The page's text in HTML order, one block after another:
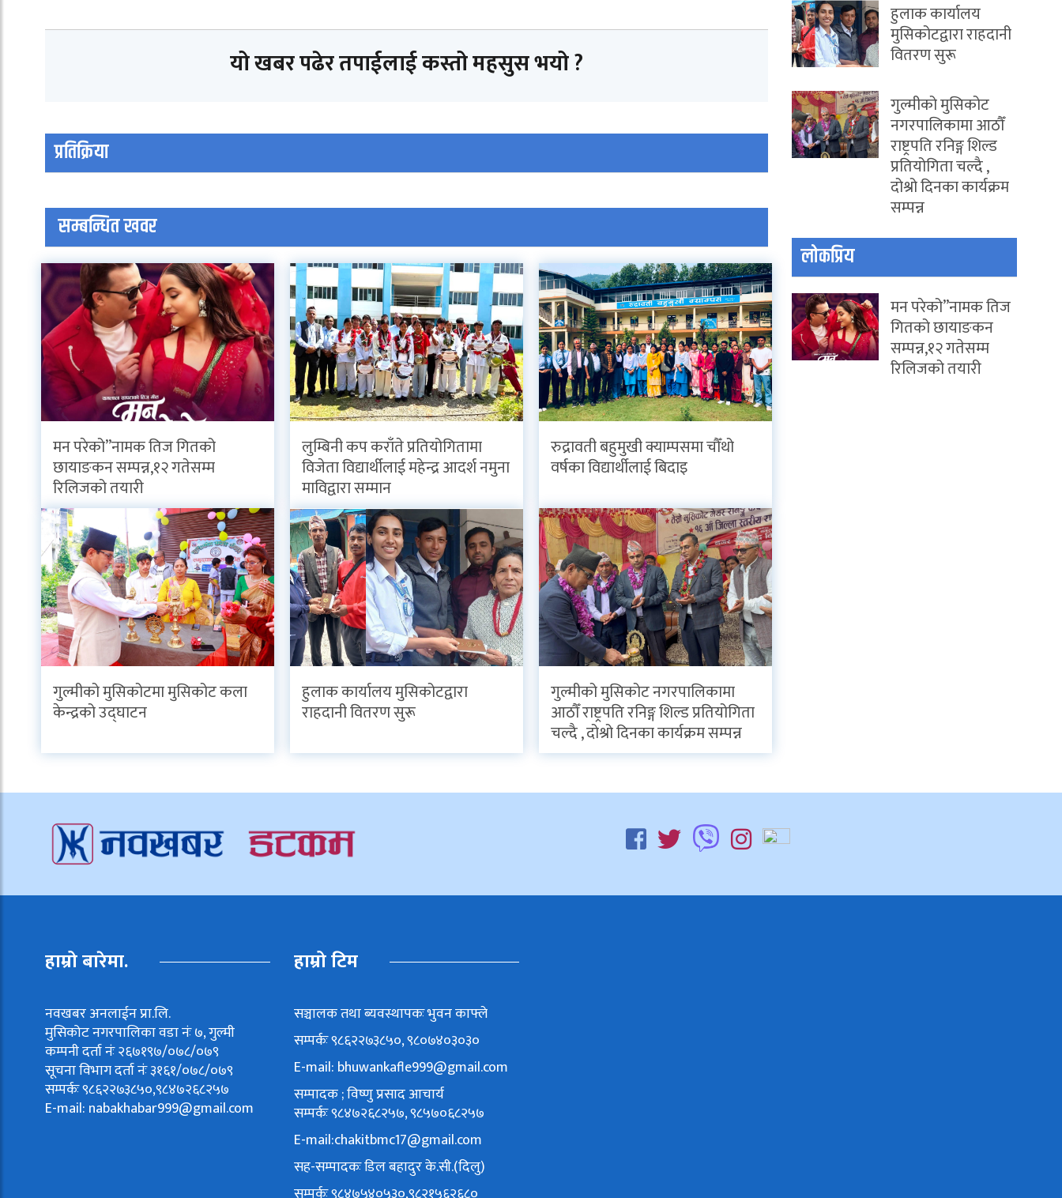
यो खबर पढेर तपाईलाई कस्तो महसुस भयो ?
प्रतिक्रिया
सम्बन्धित खवर
मन परेको”नामक तिज गितको
छायाङकन सम्पन्न,१२ गतेसम्म
रिलिजको तयारी
लुम्बिनी कप कराँते प्रतियोगितामा
विजेता विद्यार्थीलाई महेन्द्र आदर्श नमुना
माविद्वारा सम्मान
रुद्रावती बहुमुखी क्याम्पसमा चौँथो
वर्षका विद्यार्थीलाई बिदाइ
गुल्मीको मुसिकोटमा मुसिकोट कला
केन्द्रको उद्घाटन
हुलाक कार्यालय मुसिकोटद्वारा
राहदानी वितरण सुरू
गुल्मीको मुसिकोट नगरपालिकामा
आठौँ राष्ट्रपति रनिङ्ग शिल्ड प्रतियोगिता
चल्दै , दोश्रो दिनका कार्यक्रम सम्पन्न
हुलाक कार्यालय
मुसिकोटद्वारा राहदानी
वितरण सुरू
गुल्मीको मुसिकोट
नगरपालिकामा आठौँ
राष्ट्रपति रनिङ्ग शिल्ड
प्रतियोगिता चल्दै ,
दोश्रो दिनका कार्यक्रम
सम्पन्न
लोकप्रिय
मन परेको”नामक तिज
गितको छायाङकन
सम्पन्न,१२ गतेसम्म
रिलिजको तयारी
हाम्रो बारेमा.
नवखबर अनलाईन प्रा.लि.
मुसिकोट नगरपालिका वडा नंः ७, गुल्मी
कम्पनी दर्ता नंः २६७१९७/०७८/०७९
सूचना विभाग दर्ता नंः ३१६१/०७८/०७९
सम्पर्कः ९८६२२७३८५०,९८४७२६८२५७
E-mail: nabakhabar999@gmail.com
हाम्रो टिम
सञ्चालक तथा ब्यवस्थापकः भुवन काफ्ले
सम्पर्कः ९८६२२७३८५०, ९८०७४०३०३०
E-mail: bhuwankafle999@gmail.com
सम्पादक ; विष्णु प्रसाद आचार्य
सम्पर्कः ९८४७२६८२५७, ९८५७०६८२५७
E-mail:chakitbmc17@gmail.com
सह-सम्पादकः डिल बहादुर के.सी.(दिलु)